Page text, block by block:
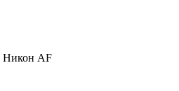
Никон AF